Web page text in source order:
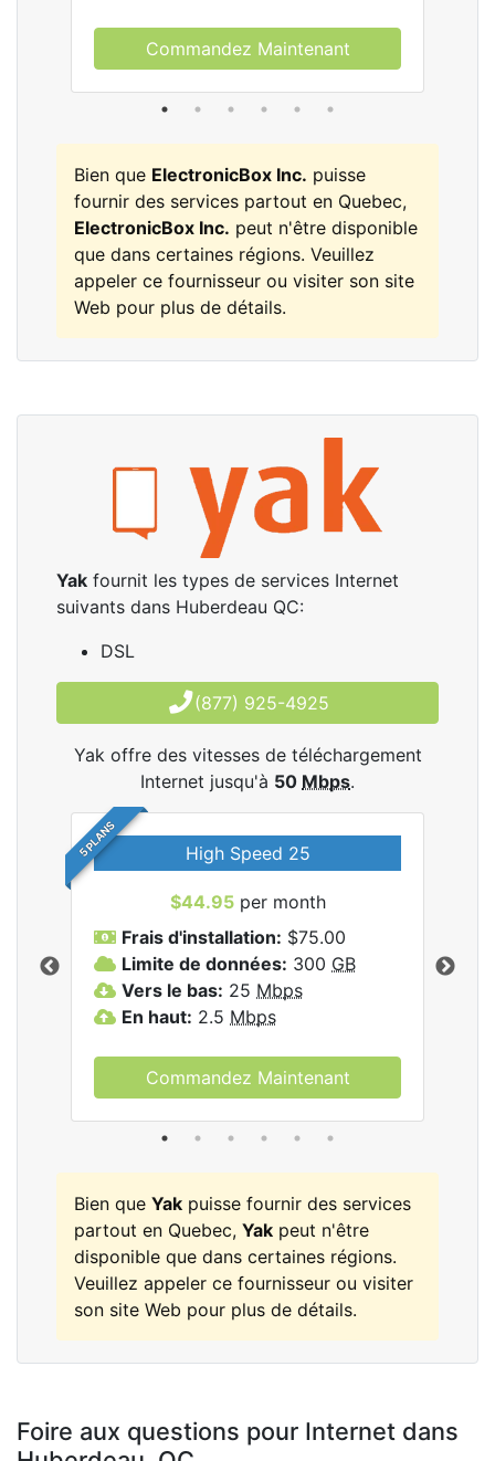
Commandez Maintenant
Bien que ElectronicBox Inc. puisse
fournir des services partout en Quebec,
ElectronicBox Inc. peut n'être disponible
que dans certaines régions. Veuillez
appeler ce fournisseur ou visiter son site
Web pour plus de détails.
Yak fournit les types de services Internet
suivants dans Huberdeau QC:
DSL
(877) 925-4925
Yak offre des vitesses de téléchargement
Internet jusqu'à 50 Mbps.
5 PLANS High Speed 25
$44.95per month
Frais d'installation: $75.00
Limite de données: 300 GB
Vers le bas: 25 Mbps
En haut: 2.5 Mbps
Commandez Maintenant
Bien que Yak puisse fournir des services
partout en Quebec, Yak peut n'être
disponible que dans certaines régions.
Veuillez appeler ce fournisseur ou visiter
son site Web pour plus de détails.
Foire aux questions pour Internet dans